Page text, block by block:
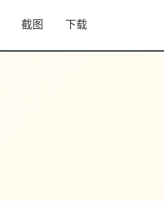
截图 下载